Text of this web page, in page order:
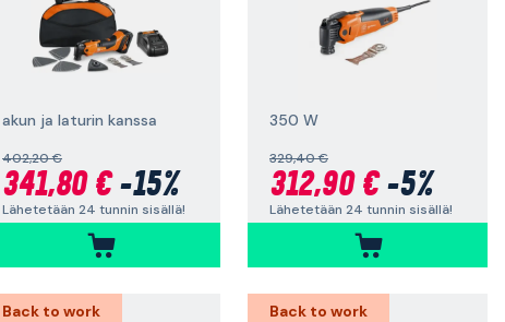
akun ja laturin kanssa
402,20 €
341,80 €-15%
Lähetetään 24 tunnin sisällä!
350 W
329,40 €
312,90 €-5%
Lähetetään 24 tunnin sisällä!
Back to work
Back to work